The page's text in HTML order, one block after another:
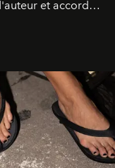
et accords